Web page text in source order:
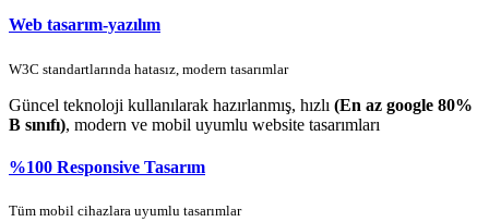
Web tasarım-yazılım
W3C standartlarında hatasız, modern tasarımlar
Güncel teknoloji kullanılarak hazırlanmış, hızlı (En az google 80%
B sınıfı), modern ve mobil uyumlu website tasarımları
%100 Responsive Tasarım
Tüm mobil cihazlara uyumlu tasarımlar